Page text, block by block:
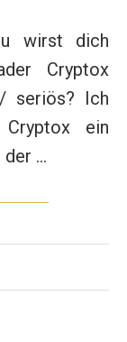
wirst dich
Cryptox
seriös? Ich
ein
der …